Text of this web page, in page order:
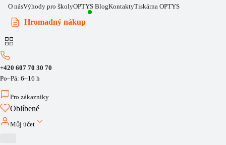
O násVýhody pro školyOPTYS BlogKontaktyTiskárna OPTYS
Hromadný nákup
+420 607 70 30 70
Po–Pá: 6–16 h
Pro zákazníky
Oblíbené
Můj účet